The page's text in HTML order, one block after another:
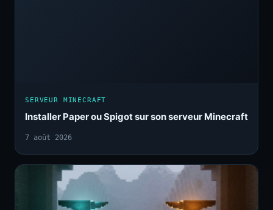
SERVEUR MINECRAFT
Installer Paper ou Spigot sur son serveur Minecraft
7 août 2026